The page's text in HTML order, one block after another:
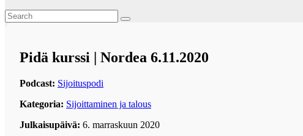
Pidä kurssi | Nordea 6.11.2020
Podcast: Sijoituspodi
Kategoria: Sijoittaminen ja talous
Julkaisupäivä: 6. marraskuun 2020